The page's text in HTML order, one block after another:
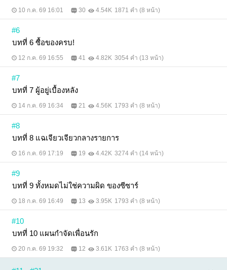
10 ก.ค. 69 16:01 30 4.54K 1871 คำ (8 หน้า)
#6
บทที่ 6 ซื้อของครบ!
12 ก.ค. 69 16:55 41 4.82K 3054 คำ (13 หน้า)
#7
บทที่ 7 ผู้อยู่เบื้องหลัง
14 ก.ค. 69 16:34 21 4.56K 1793 คำ (8 หน้า)
#8
บทที่ 8 แฉเจียวเจียวกลางรายการ
16 ก.ค. 69 17:19 19 4.42K 3274 คำ (14 หน้า)
#9
บทที่ 9 ทั้งหมดไม่ใช่ความผิด ของซีซาร์
18 ก.ค. 69 16:49 13 3.95K 1793 คำ (8 หน้า)
#10
บทที่ 10 แผนกำจัดเพื่อนรัก
20 ก.ค. 69 19:32 12 3.61K 1763 คำ (8 หน้า)